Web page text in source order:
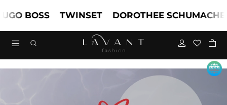
BOSS TWINSET DOROTHEE SCHUMACHER